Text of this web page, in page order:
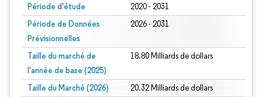
Période d'étude 2020 - 2031
Période de Données
Prévisionnelles
2026 - 2031
Taille du marché de
l'année de base (2025)
18.80 Milliards de dollars
Taille du Marché (2026) 20.32 Milliards de dollars